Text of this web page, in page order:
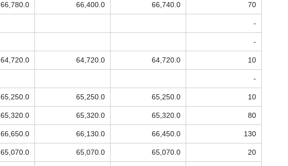
66,780.0 66,400.0 66,740.0 70
-
-
64,720.0 64,720.0 64,720.0 10
-
65,250.0 65,250.0 65,250.0 10
65,320.0 65,320.0 65,320.0 80
66,650.0 66,130.0 66,450.0 130
65,070.0 65,070.0 65,070.0 20